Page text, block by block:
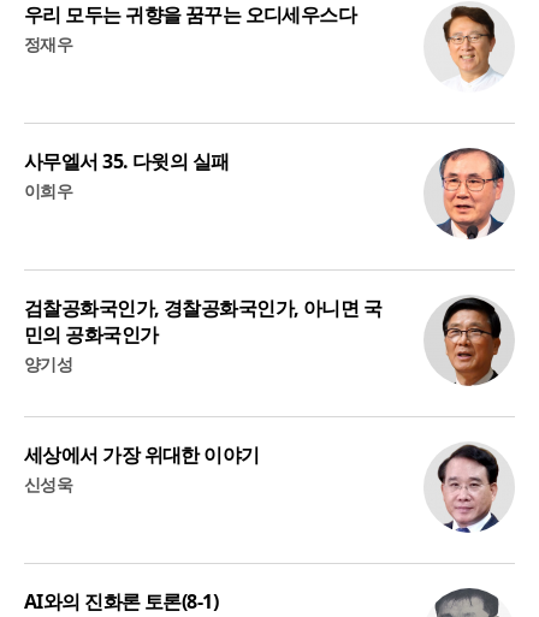
우리 모두는 귀향을 꿈꾸는 오디세우스다
정재우
사무엘서 35. 다윗의 실패
이희우
검찰공화국인가, 경찰공화국인가, 아니면 국
민의 공화국인가
양기성
세상에서 가장 위대한 이야기
신성욱
AI와의 진화론 토론(8-1)